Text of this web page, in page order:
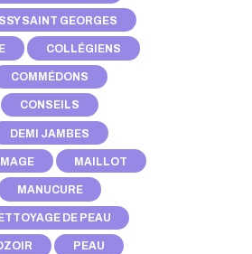
SAINT GEORGES
COLLÉGIENS
COMMÉDONS
CONSEILS
DEMI JAMBES
MAILLOT
MANUCURE
DE PEAU
PEAU